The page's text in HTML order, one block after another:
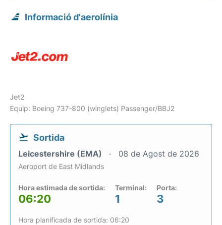
Informació d'aerolínia
Jet2
Equip: Boeing 737-800 (winglets) Passenger/BBJ2
Sortida
Leicestershire (EMA) 08 de Agost de 2026
Aeroport de East Midlands
Hora estimada de sortida:
06:20
Terminal:
1
Porta:
3
Hora planificada de sortida: 06:20